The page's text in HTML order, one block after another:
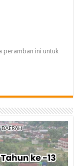
peramban ini untuk